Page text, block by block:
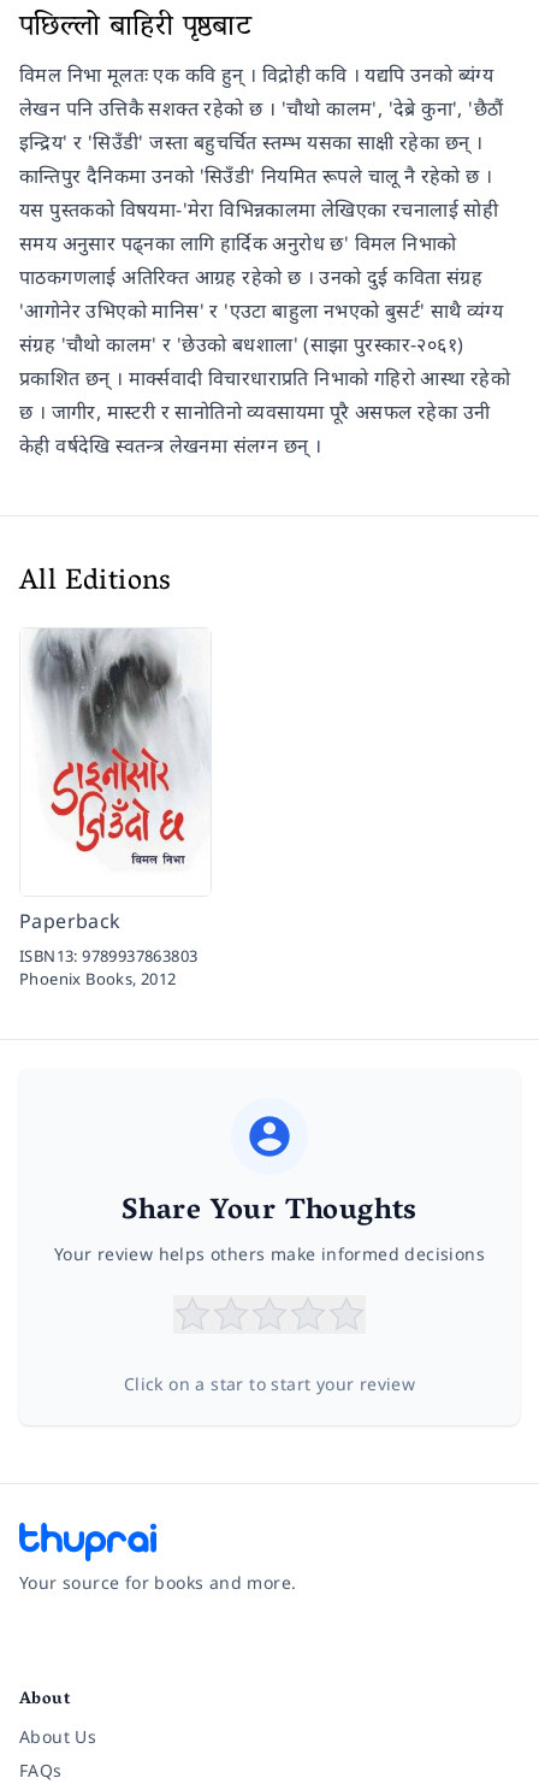
पछिल्लो बाहिरी पृष्ठबाट
विमल निभा मूलतः एक कवि हुन् । विद्रोही कवि । यद्यपि उनको ब्यंग्य
लेखन पनि उत्तिकै सशक्त रहेको छ । 'चौथो कालम', 'देब्रे कुना', 'छैठौं
इन्द्रिय' र 'सिउँडी' जस्ता बहुचर्चित स्तम्भ यसका साक्षी रहेका छन् ।
कान्तिपुर दैनिकमा उनको 'सिउँडी' नियमित रूपले चालू नै रहेको छ ।
यस पुस्तकको विषयमा-'मेरा विभिन्नकालमा लेखिएका रचनालाई सोही
समय अनुसार पढ्नका लागि हार्दिक अनुरोध छ' विमल निभाको
पाठकगणलाई अतिरिक्त आग्रह रहेको छ । उनको दुई कविता संग्रह
'आगोनेर उभिएको मानिस' र 'एउटा बाहुला नभएको बुसर्ट' साथै व्यंग्य
संग्रह 'चौथो कालम' र 'छेउको बधशाला' (साझा पुरस्कार-२०६१)
प्रकाशित छन् । मार्क्सवादी विचारधाराप्रति निभाको गहिरो आस्था रहेको
छ । जागीर, मास्टरी र सानोतिनो व्यवसायमा पूरै असफल रहेका उनी
केही वर्षदेखि स्वतन्त्र लेखनमा संलग्न छन् ।
All Editions
Paperback
ISBN13:9789937863803
Phoenix Books,2012
Share Your Thoughts
Your review helps others make informed decisions
Click on a star to start your review
Your source for books and more.
About
About Us
FAQs